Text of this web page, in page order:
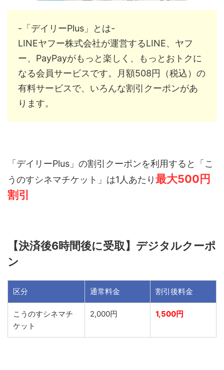
-「デイリーPlus」とは-
LINEヤフー株式会社が運営するLINE、ヤフ
ー、PayPayがもっと楽しく、もっとおトクに
なる会員サービスです。月額508円（税込）の
有料サービスで、いろんな割引クーポンがあ
ります。
「デイリーPlus」の割引クーポンを利用すると「こ
うのすシネマチケット」は1人あたり最大500円
割引
【決済後6時間後に受取】デジタルクーポ
ン
区分 通常料金 割引後料金
こうのすシネマチ
ケット
2,000円 1,500円